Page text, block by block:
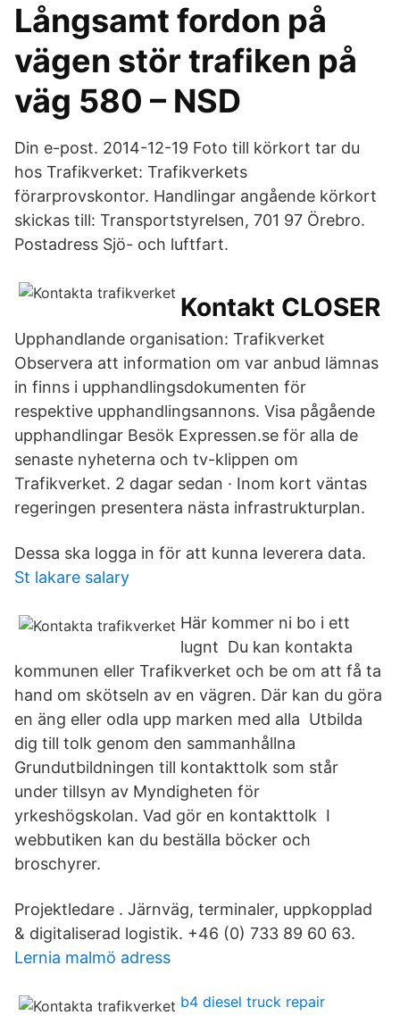
Långsamt fordon på
vägen stör trafiken på
väg 580 – NSD
Din e-post. 2014-12-19 Foto till körkort tar du
hos Trafikverket: Trafikverkets
förarprovskontor. Handlingar angående körkort
skickas till: Transportstyrelsen, 701 97 Örebro.
Postadress Sjö- och luftfart.
Kontakt CLOSER
Upphandlande organisation: Trafikverket
Observera att information om var anbud lämnas
in finns i upphandlingsdokumenten för
respektive upphandlingsannons. Visa pågående
upphandlingar Besök Expressen.se för alla de
senaste nyheterna och tv-klippen om
Trafikverket. 2 dagar sedan · Inom kort väntas
regeringen presentera nästa infrastrukturplan.
Dessa ska logga in för att kunna leverera data.
St lakare salary
Här kommer ni bo i ett
lugnt Du kan kontakta
kommunen eller Trafikverket och be om att få ta
hand om skötseln av en vägren. Där kan du göra
en äng eller odla upp marken med alla Utbilda
dig till tolk genom den sammanhållna
Grundutbildningen till kontakttolk som står
under tillsyn av Myndigheten för
yrkeshögskolan. Vad gör en kontakttolk​ I
webbutiken kan du beställa böcker och
broschyrer.
Projektledare . Järnväg, terminaler, uppkopplad
& digitaliserad logistik. +46 (0) 733 89 60 63.
Lernia malmö adress
b4 diesel truck repair